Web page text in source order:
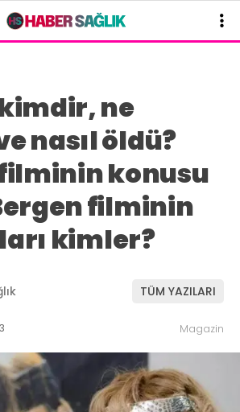
ne
nasıl öldü?
konusu
filminin
kimler?
TÜM YAZILARI
Magazin